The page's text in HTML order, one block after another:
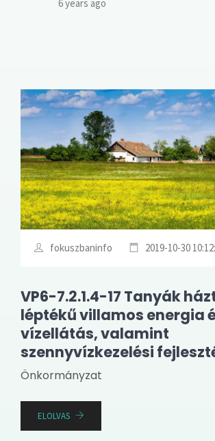
6 years ago
fokuszbaninfo 2019-10-30
VP6-7.2.1.4-17 Tanyák
léptékű villamos energia
vízellátás, valamint
szennyvízkezelési
Önkormányzat
ELOLVAS